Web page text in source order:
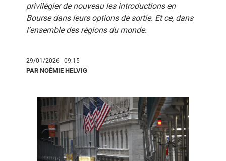
privilégier de nouveau les introductions en
Bourse dans leurs options de sortie. Et ce, dans
l’ensemble des régions du monde.
29/01/2026 - 09:15
PAR NOÉMIE HELVIG